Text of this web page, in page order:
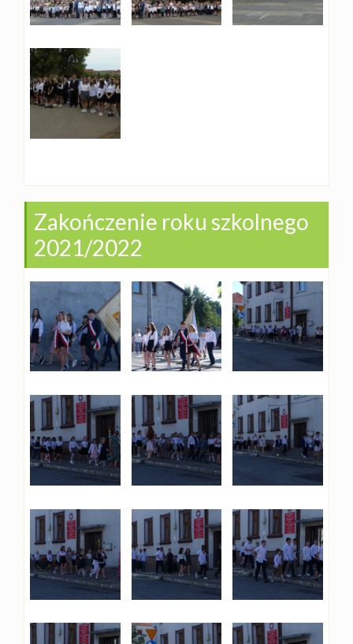
Zakończenie roku szkolnego
2021/2022